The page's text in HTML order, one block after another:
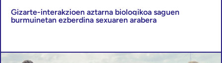
Gizarte-interakzioen aztarna biologikoa saguen
burmuinetan ezberdina sexuaren arabera